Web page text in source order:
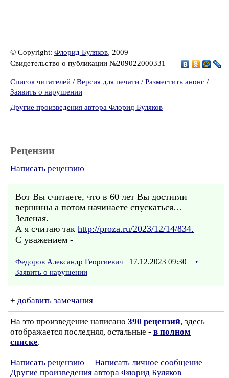
© Copyright: Флорид Буляков, 2009
Свидетельство о публикации №209022000331
Список читателей / Версия для печати / Разместить анонс /
Заявить о нарушении
Другие произведения автора Флорид Буляков
Рецензии
Написать рецензию
Вот Вы считаете, что в 60 лет Вы достигли
вершины а потом начинаете спускаться…
Зеленая.
А я считаю так http://proza.ru/2023/12/14/834.
С уважением -
Федоров Александр Георгиевич 17.12.2023 09:30
•
Заявить о нарушении
+ добавить замечания
На это произведение написано 390 рецензий, здесь
отображается последняя, остальные - в полном
списке.
Написать рецензию
Написать личное сообщение
Другие произведения автора Флорид Буляков